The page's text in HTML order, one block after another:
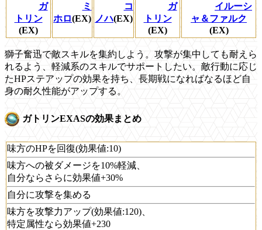
ガ
トリン
(EX)
ミ
ホロ(EX)
コ
ノハ(EX)
ガ
トリン
(EX)
イルーシ
ャ＆ファルク
(EX)
獅子奮迅で敵スキルを集約しよう。攻撃が集中しても耐えら
れるよう、軽減系のスキルでサポートしたい。敵行動に応じ
たHPステアップの効果を持ち、長期戦になればなるほど自
身の耐久性能がアップする。
ガトリンEXASの効果まとめ
味方のHPを回復(効果値:10)
味方への被ダメージを10%軽減、
自分ならさらに効果値+30%
自分に攻撃を集める
味方を攻撃力アップ(効果値:120)、
特定属性なら効果値+230